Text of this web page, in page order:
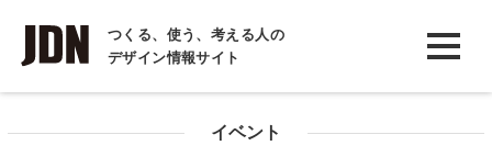
つくる、使う、考える人の
デザイン情報サイト
INTERVIEW
インタビュー
イベント